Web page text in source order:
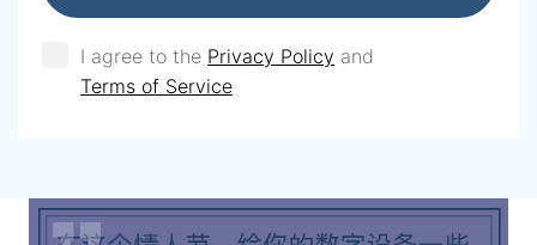
I agree to the Privacy Policy and
Terms of Service